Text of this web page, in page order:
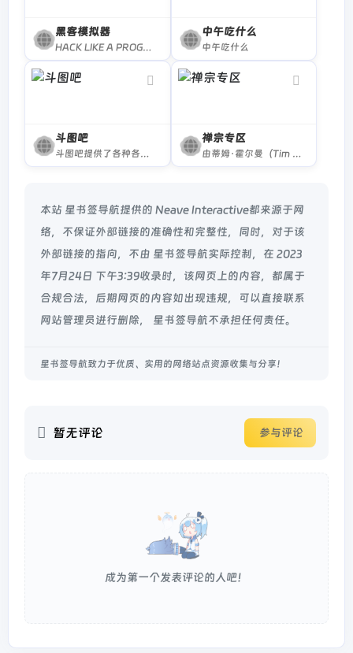
黑客模拟器
HACK LIKE A PROGRAMMER IN MOVIES AND GAMES!
中午吃什么
中午吃什么
斗图吧
斗图吧提供了各种各样丰富的斗图表情包，以及功能强大且超级好用的表情包在线制作器和GIF动图制作工具，你可以在这里快速找到或者制作各种你想要的表情包
禅宗专区
由蒂姆·霍尔曼（Tim Holman）建造的极简主义冥想区，旨在通过小型，迷人，温和有趣和奇怪的令人满意的活动的力量使您平静下来。感受禅意！
本站 星书签导航提供的 Neave Interactive都来源于网
络，不保证外部链接的准确性和完整性，同时，对于该
外部链接的指向，不由 星书签导航实际控制，在 2023
年7月24日 下午3:39收录时，该网页上的内容，都属于
合规合法，后期网页的内容如出现违规，可以直接联系
网站管理员进行删除， 星书签导航不承担任何责任。
星书签导航致力于优质、实用的网络站点资源收集与分享！
暂无评论 参与评论
成为第一个发表评论的人吧！